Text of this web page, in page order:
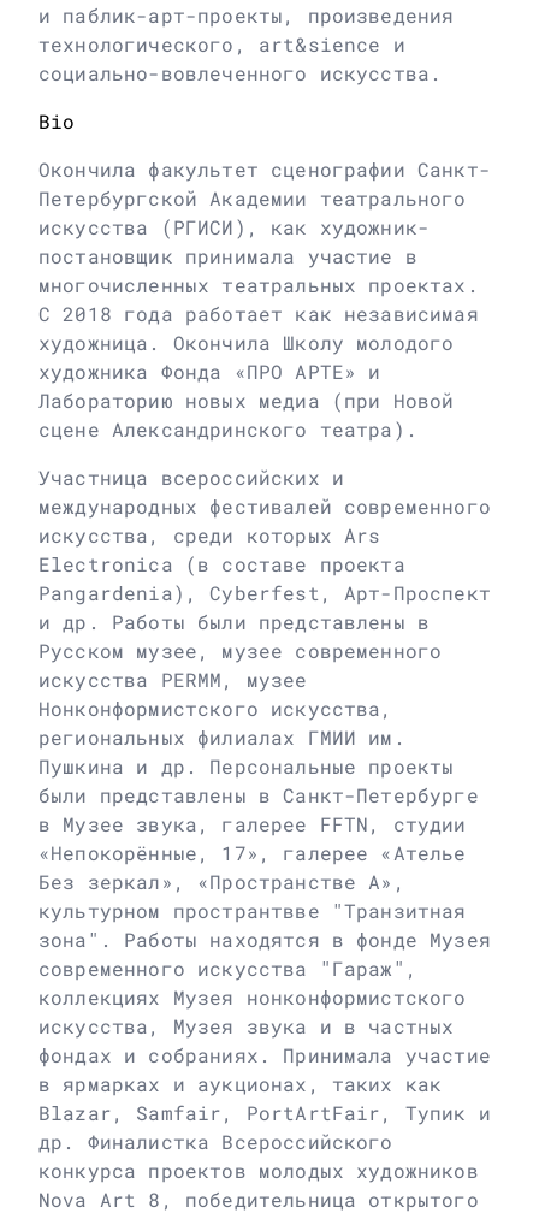
и паблик-арт-проекты, произведения
технологического, art&sience и
социально-вовлеченного искусства.
Bio
Окончила факультет сценографии Санкт-
Петербургской Академии театрального
искусства (РГИСИ), как художник-
постановщик принимала участие в
многочисленных театральных проектах.
С 2018 года работает как независимая
художница. Окончила Школу молодого
художника Фонда «ПРО АРТЕ» и
Лабораторию новых медиа (при Новой
сцене Александринского театра).
Участница всероссийских и
международных фестивалей современного
искусства, среди которых Ars
Electronica (в составе проекта
Pangardenia), Cyberfest, Арт-Проспект
и др. Работы были представлены в
Русском музее, музее современного
искусства PERMM, музее
Нонконформистского искусства,
региональных филиалах ГМИИ им.
Пушкина и др. Персональные проекты
были представлены в Санкт-Петербурге
в Музее звука, галерее FFTN, студии
«Непокорённые, 17», галерее «Ателье
Без зеркал», «Пространстве А»,
культурном пространтвве "Транзитная
зона". Работы находятся в фонде Музея
современного искусства "Гараж",
коллекциях Музея нонконформистского
искусства, Музея звука и в частных
фондах и собраниях. Принимала участие
в ярмарках и аукционах, таких как
Blazar, Samfair, PortArtFair, Тупик и
др. Финалистка Всероссийского
конкурса проектов молодых художников
Nova Art 8, победительница открытого